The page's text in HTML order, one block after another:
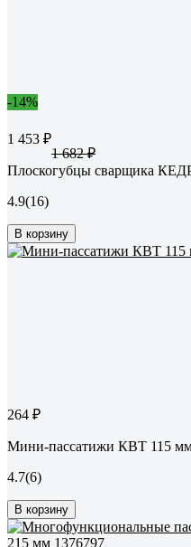
-14%
1 453 ₽
1 682 ₽
Плоскогубцы сварщика
4.9(16)
В корзину
264 ₽
Мини-пассатижи КВТ 115
4.7(6)
В корзину